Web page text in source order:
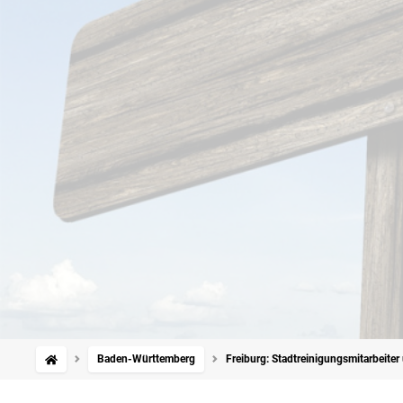
Baden-Württemberg Freiburg: